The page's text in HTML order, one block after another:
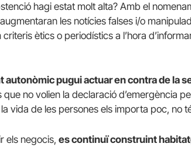
hagi estat molt alta? Amb el
les notícies falses i/o
ètics o periodístics a l’hora
autonòmic pugui actuar en contra de la
no volien la declaració d’emergència
vida de les persones els importa poc, no
els negocis, es continuï construint